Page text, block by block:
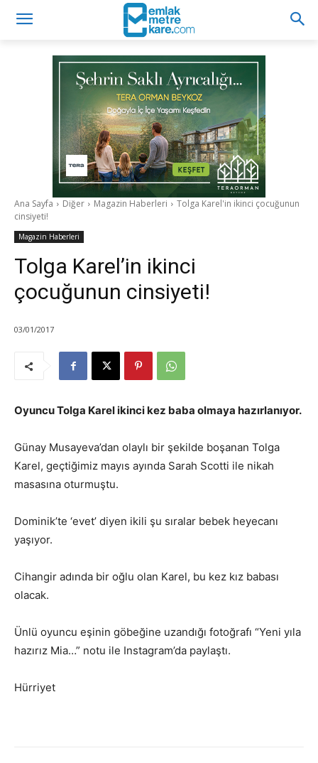
Ana Sayfa Diğer Magazin Haberleri
Tolga Karel'in ikinci çocuğunun
cinsiyeti!
Magazin Haberleri
Tolga Karel’in ikinci
çocuğunun cinsiyeti!
03/01/2017
Oyuncu Tolga Karel ikinci kez baba olmaya hazırlanıyor.
Günay Musayeva’dan olaylı bir şekilde boşanan Tolga
Karel, geçtiğimiz mayıs ayında Sarah Scotti ile nikah
masasına oturmuştu.
Dominik’te ‘evet’ diyen ikili şu sıralar bebek heyecanı
yaşıyor.
Cihangir adında bir oğlu olan Karel, bu kez kız babası
olacak.
Ünlü oyuncu eşinin göbeğine uzandığı fotoğrafı “Yeni yıla
hazırız Mia…” notu ile Instagram’da paylaştı.
Hürriyet